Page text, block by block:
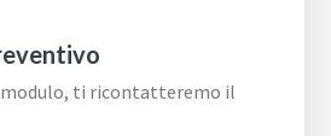
modulo, ti ricontatteremo il